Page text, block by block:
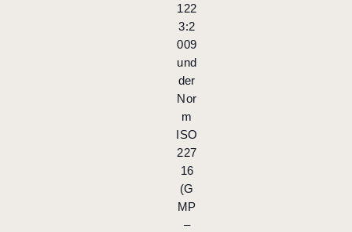
122
3:2
009
und
der
Nor
m
ISO
227
16
(G
MP
–